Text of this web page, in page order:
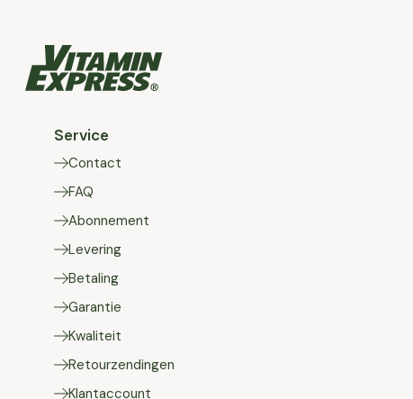
Service
Contact
FAQ
Abonnement
Levering
Betaling
Garantie
Kwaliteit
Retourzendingen
Klantaccount